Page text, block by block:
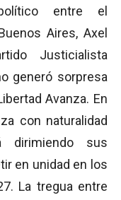
entre el
Aires, Axel
Justicialista
generó sorpresa
Avanza. En
con naturalidad
dirimiendo sus
en unidad en los
La tregua entre